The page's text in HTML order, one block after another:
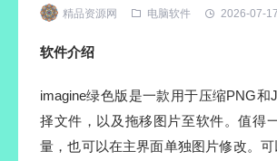
精品资源网 电脑软件 2026-07-
软件介绍
imagine绿色版是一款用于压缩PNG
择文件，以及拖移图片至软件。值得
量，也可以在主界面单独图片修改。